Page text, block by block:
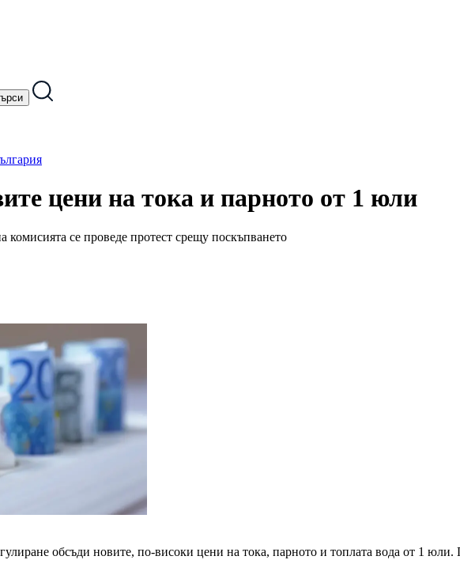
цени на тока и парното от 1 юли
комисията се проведе протест срещу поскъпването
обсъди новите, по-високи цени на тока, парното и топлата вода от 1 юли.